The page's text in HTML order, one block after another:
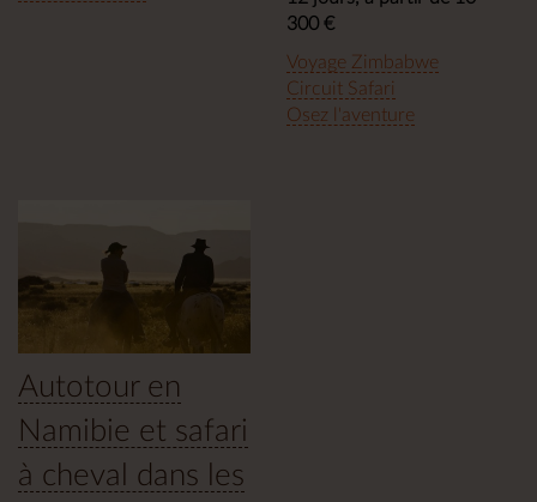
300 €
Voyage Zimbabwe
Circuit Safari
Osez l'aventure
Autotour en
Namibie et safari
à cheval dans les